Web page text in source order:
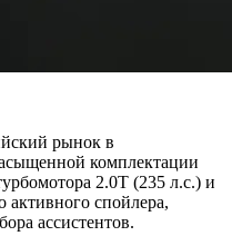
рынок в
комплектации
2.0T (235 л.с.) и
активного спойлера,
ассистентов.